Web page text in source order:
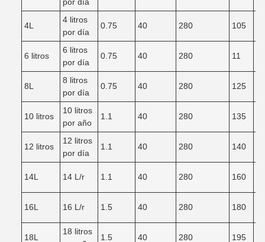
4L
4 litros
por día
0.75 40 280 105
6 litros
6 litros
por día
0.75 40 280 11
8L
8 litros
por día
0.75 40 280 125
10 litros
10 litros
por año
1.1 40 280 135
12 litros
12 litros
por día
1.1 40 280 140
14L 14 L/r 1.1 40 280 160
16L 16 L/r 1.5 40 280 180
18L
18 litros
1.5 40 280 195